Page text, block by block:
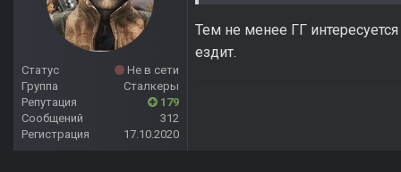
Статус
Не в сети
Группа
Сталкеры
Репутация
179
Сообщений
312
Регистрация
17.10.2020
Тем не менее ГГ
ездит.